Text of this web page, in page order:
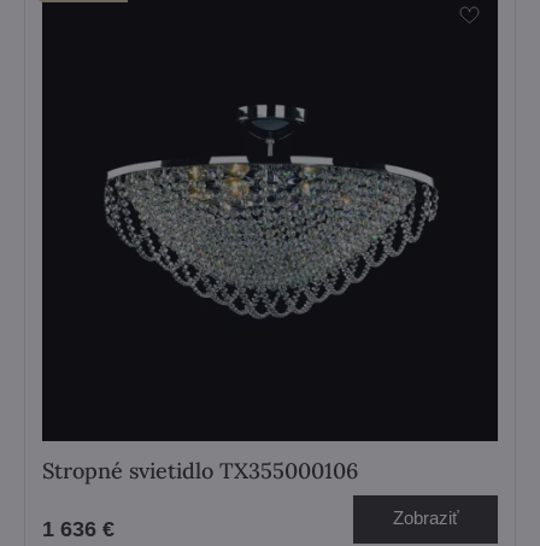
Stropné svietidlo TX355000106
1 636 € Zobraziť